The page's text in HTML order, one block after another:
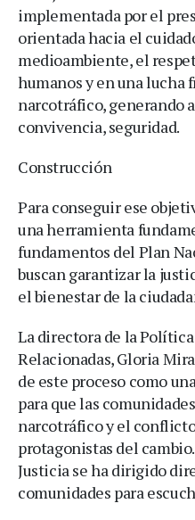
implementada por el
orientada hacia el
medioambiente, el
humanos y en una lucha
narcotráfico, generando
convivencia, seguridad.
Construcción
Para conseguir ese
una herramienta
fundamentos del Plan
buscan garantizar la
el bienestar de la
La directora de la
Relacionadas, Gloria
de este proceso como
para que las
narcotráfico y el
protagonistas del
Justicia se ha dirigido
comunidades para